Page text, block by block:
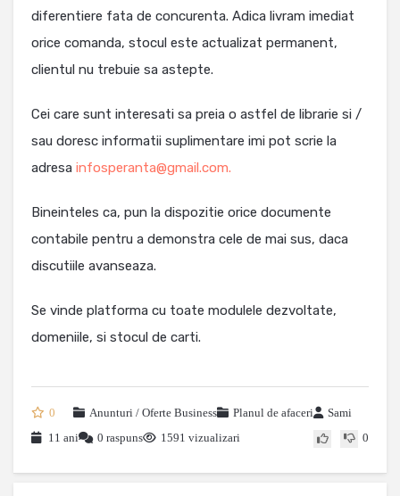
diferentiere fata de concurenta. Adica livram imediat
orice comanda, stocul este actualizat permanent,
clientul nu trebuie sa astepte.
Cei care sunt interesati sa preia o astfel de librarie si /
sau doresc informatii suplimentare imi pot scrie la
adresa infosperanta@gmail.com.
Bineinteles ca, pun la dispozitie orice documente
contabile pentru a demonstra cele de mai sus, daca
discutiile avanseaza.
Se vinde platforma cu toate modulele dezvoltate,
domeniile, si stocul de carti.
0 Anunturi / Oferte Business Planul de afaceri
Sami
11 ani
0 raspuns 1591 vizualizari 0